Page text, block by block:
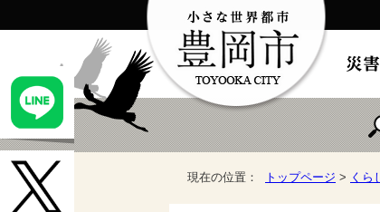
現在の位置： トップページ > くら